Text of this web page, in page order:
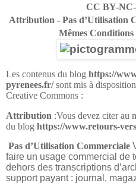
CC BY-NC-
Attribution - Pas d’Utilisation
Mêmes
Les contenus du blog https://
pyrenees.fr/ sont mis à
Creative Commons :
Attribution :Vous devez citer au
du blog https://www.retours-
Pas d’Utilisation Commerciale
faire un usage commercial de
dehors des transcriptions
support payant : journal,